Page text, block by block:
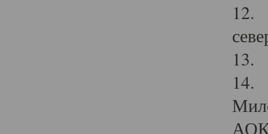
12.
13.
14.